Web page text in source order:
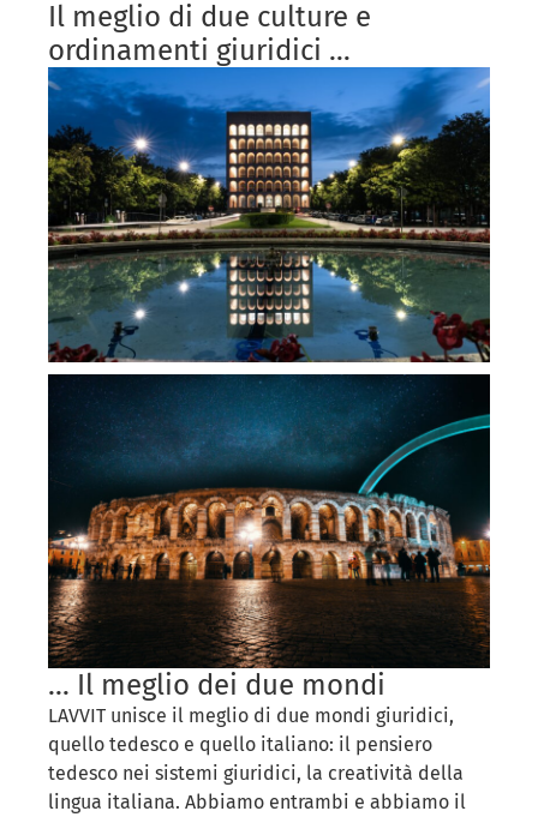
Il meglio di due culture e
ordinamenti giuridici …
... Il meglio dei due mondi
LAVVIT unisce il meglio di due mondi giuridici,
quello tedesco e quello italiano: il pensiero
tedesco nei sistemi giuridici, la creatività della
lingua italiana. Abbiamo entrambi e abbiamo il